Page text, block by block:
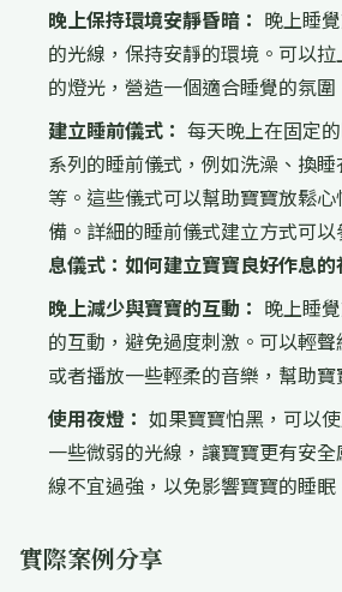
晚上保持環境安靜昏暗： 晚上睡
的光線，保持安靜的環境。可以
的燈光，營造一個適合睡覺的氛圍
建立睡前儀式： 每天晚上在固定
系列的睡前儀式，例如洗澡、換
等。這些儀式可以幫助寶寶放鬆
備。詳細的睡前儀式建立方式可
息儀式：如何建立寶寶良好作息
晚上減少與寶寶的互動： 晚上睡
的互動，避免過度刺激。可以輕聲
或者播放一些輕柔的音樂，幫助寶
使用夜燈： 如果寶寶怕黑，可以
一些微弱的光線，讓寶寶更有安
線不宜過強，以免影響寶寶的睡眠
實際案例分享